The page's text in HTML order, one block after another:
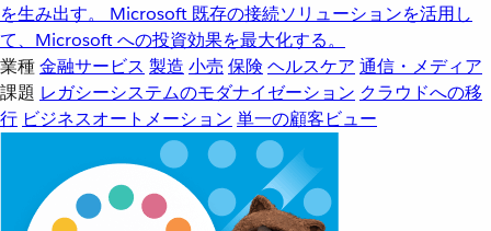
を生み出す。
Microsoft 既存の接続ソリューションを活用し
て、Microsoft への投資効果を最大化する。
業種金融サービス 製造 小売 保険 ヘルスケア 通信・メディア
課題 レガシーシステムのモダナイゼーション クラウドへの移
行 ビジネスオートメーション 単一の顧客ビュー